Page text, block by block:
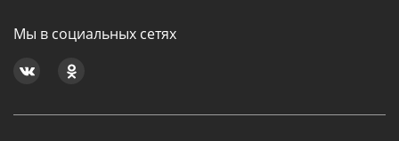
Мы в социальных сетях